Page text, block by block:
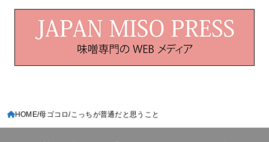
HOME 母ゴコロ こっちが普通だと思うこと